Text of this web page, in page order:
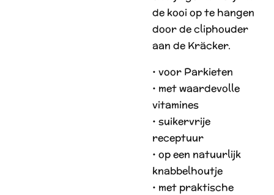
de kooi op te hangen
door de cliphouder
aan de Kräcker.
• voor Parkieten
• met waardevolle
vitamines
• suikervrije
receptuur
• op een natuurlijk
knabbelhoutje
• met praktische